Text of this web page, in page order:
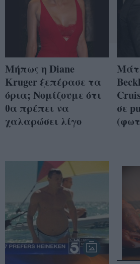
Μήπως η Diane
Kruger ξεπέρασε τα
όρια; Νομίζουμε ότι
θα πρέπει να
χαλαρώσει λίγο
σε